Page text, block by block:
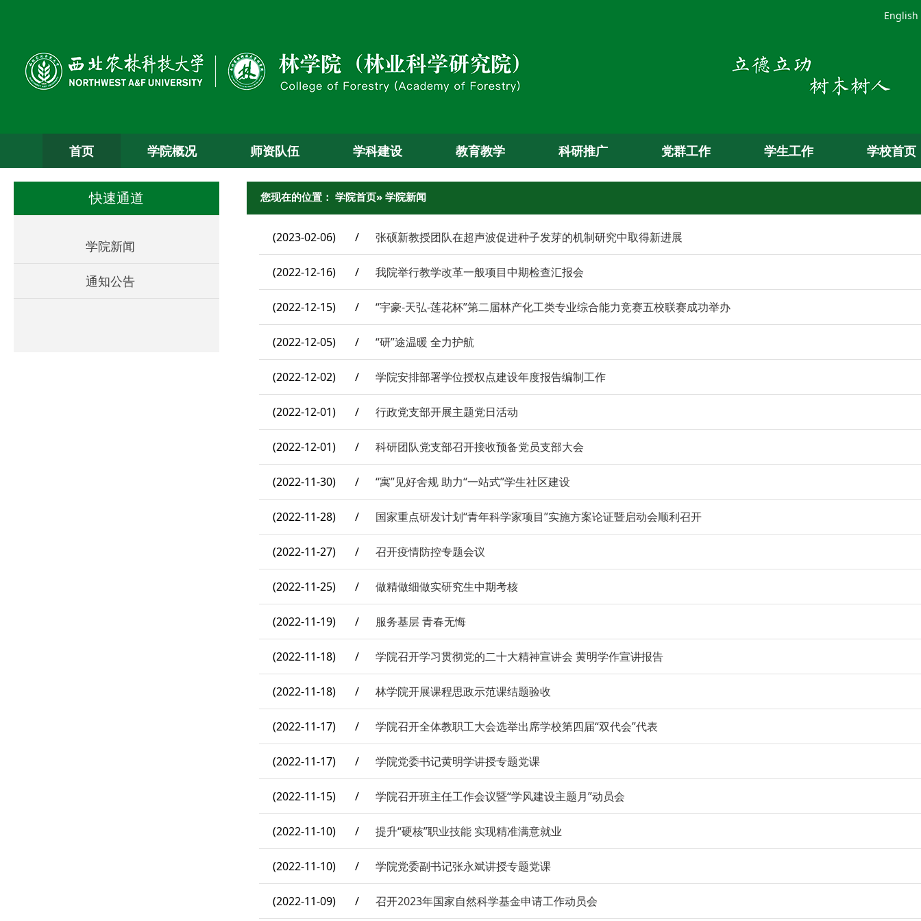
English
首页 学院概况 师资队伍 学科建设 教育教学 科研推广 党群工作 学生工作 学校首页
快速通道
学院新闻
通知公告
您现在的位置： 学院首页» 学院新闻
(2023-02-06) / 张硕新教授团队在超声波促进种子发芽的机制研究中取得新进展
(2022-12-16) / 我院举行教学改革一般项目中期检查汇报会
(2022-12-15) / “宇豪-天弘-莲花杯”第二届林产化工类专业综合能力竞赛五校联赛成功举办
(2022-12-05) / “研”途温暖 全力护航
(2022-12-02) / 学院安排部署学位授权点建设年度报告编制工作
(2022-12-01) / 行政党支部开展主题党日活动
(2022-12-01) / 科研团队党支部召开接收预备党员支部大会
(2022-11-30) / “寓”见好舍规 助力“一站式”学生社区建设
(2022-11-28) / 国家重点研发计划“青年科学家项目”实施方案论证暨启动会顺利召开
(2022-11-27) / 召开疫情防控专题会议
(2022-11-25) / 做精做细做实研究生中期考核
(2022-11-19) / 服务基层 青春无悔
(2022-11-18) / 学院召开学习贯彻党的二十大精神宣讲会 黄明学作宣讲报告
(2022-11-18) / 林学院开展课程思政示范课结题验收
(2022-11-17) / 学院召开全体教职工大会选举出席学校第四届“双代会”代表
(2022-11-17) / 学院党委书记黄明学讲授专题党课
(2022-11-15) / 学院召开班主任工作会议暨“学风建设主题月”动员会
(2022-11-10) / 提升“硬核”职业技能 实现精准满意就业
(2022-11-10) / 学院党委副书记张永斌讲授专题党课
(2022-11-09) / 召开2023年国家自然科学基金申请工作动员会